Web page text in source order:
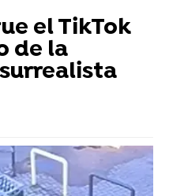
el TikTok
de la